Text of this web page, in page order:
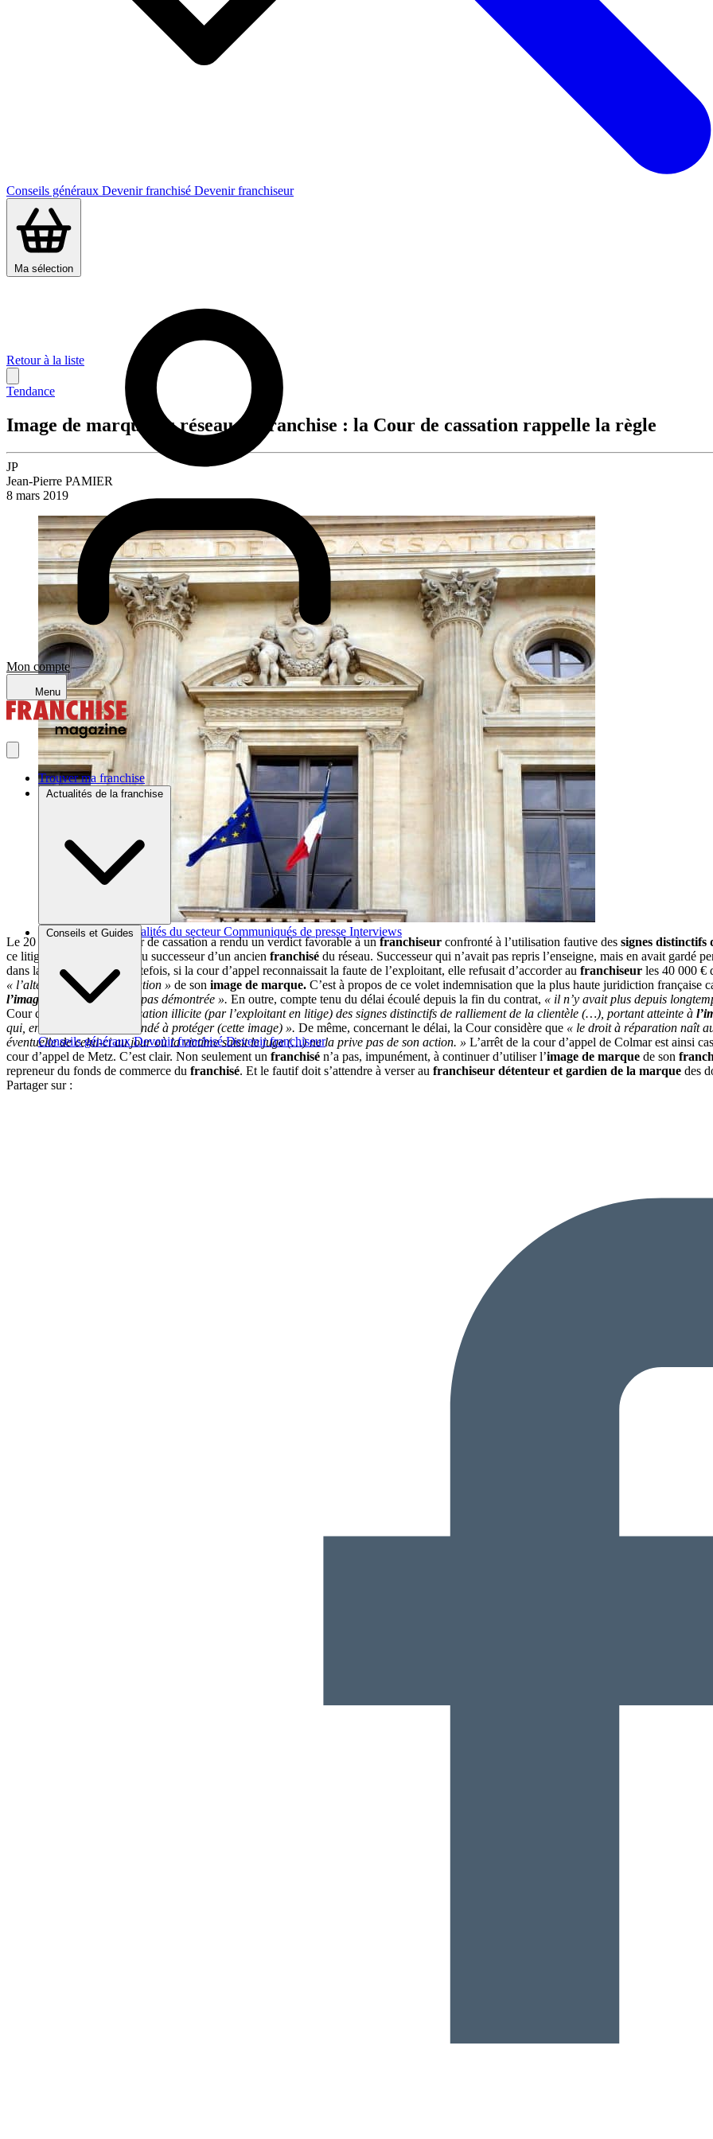
Conseils généraux Devenir franchisé Devenir franchiseur
Ma sélection
Mon compte
Menu
Trouver ma franchise
Actualités de la franchise
Brèves et actus Actualités du secteur Communiqués de presse Interviews
Conseils et Guides
Conseils généraux Devenir franchisé Devenir franchiseur
Retour à la liste
Tendance
Image de marque du réseau de franchise : la Cour de cassation rappelle la règle
JP
Jean-Pierre PAMIER
8 mars 2019
Le 20 février 2019, la Cour de cassation a rendu un verdict favorable à unfranchiseur confronté à l’utilisation fautive des signes distinctifs
ce litige, reconnu la faute du successeur d’un ancien franchisé du réseau. Successeur qui n’avait pas repris l’enseigne, mais en avait gardé
dans la même activité. Toutefois, si la cour d’appel reconnaissait la faute de l’exploitant, elle refusait d’accorder au franchiseur les 40 000 €
« l’altération et la banalisation » de son image de marque. C’est à propos de ce volet indemnisation que la plus haute juridiction française
l’image de marque
n’était pas démontrée ». En outre, compte tenu du délai écoulé depuis la fin du contrat, « il n’y avait plus depuis
Cour de cassation,
« l’utilisation illicite (par l’exploitant en litige) des signes distinctifs de ralliement de la clientèle (…), portant atteinte à
qui, en tant que tel) était fondé à protéger (cette image) ». De même, concernant le délai, la Cour considère que « le droit à réparation naît
éventuelle de celui-ci au jour où la victime saisit le juge (…) ne la prive pas de son action. » L’arrêt de la cour d’appel de Colmar est ainsi
cour d’appel de Metz. C’est clair. Non seulement un franchisé n’a pas, impunément, à continuer d’utiliser l’image de marque de son
repreneur du fonds de commerce du franchisé. Et le fautif doit s’attendre à verser au franchiseur détenteur et gardien de la marque des
Partager sur :